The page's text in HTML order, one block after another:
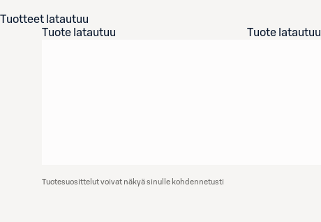
Tuotteet latautuu
Tuote latautuu
Tuote latautuu
Tuotesuosittelut voivat näkyä sinulle kohdennetusti